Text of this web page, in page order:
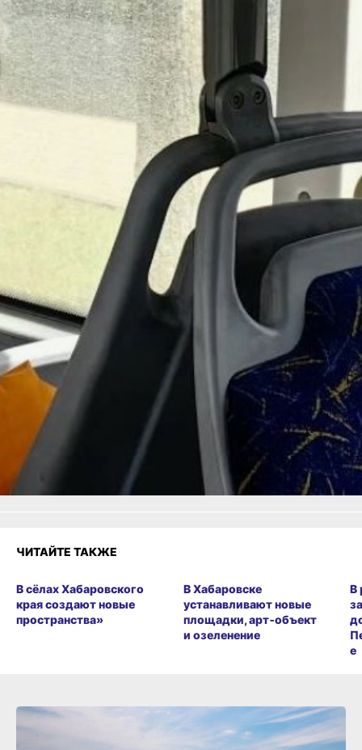
при невыполнении
перевозок в течение
четырёх дней подрядчик
отстраняется от работы.
После применения этой
меры вопрос
с движением
на указанных маршрутах
справочную информацию
об изменениях
в движении других
городских маршрутов
у диспетчера МБУ города
Хабаровска «ХМНИЦ».
радиационный фон
и пробки в Хабаровске 31
мая
Читайте нас в соцсетях:
ВКонтакте
Одноклассники,
или
Яндекс.Дзен
Как вам материал?
Огонь!
Удивило
Злость
Разочарование
ЧИТАЙТЕ ТАКЖЕ
В сёлах Хабаровского
края создают новые
пространства»
В Хабаровске
устанавливают новые
площадки, арт‑объект
и озеленение
В
е